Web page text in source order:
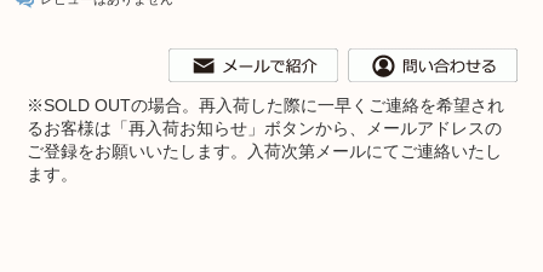
※SOLD OUTの場合。再入荷した際に一早くご連絡を希望され
るお客様は「再入荷お知らせ」ボタンから、メールアドレスの
ご登録をお願いいたします。入荷次第メールにてご連絡いたし
ます。